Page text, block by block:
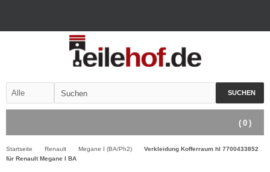
SUCHEN
( 0 )
Startseite Renault Megane I (BA/Ph2)
Verkleidung Kofferraum hl 7700433852
für Renault Megane I BA